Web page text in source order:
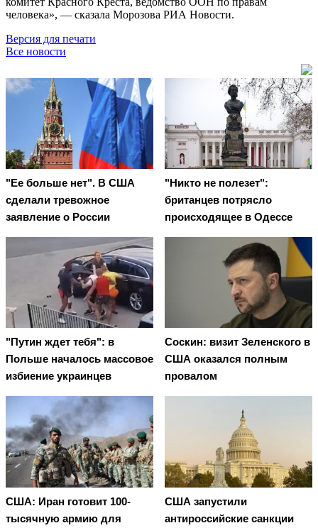
человека», — сказала Морозова РИА Новости.
Версия для печати
Все новости
"Ее больше нет". В США
сделали тревожное
заявление о России
"Никто не полезет":
британцев потрясло
происходящее в Одессе
"Путин ждет тебя": в
Польше началось массовое
избиение украинцев
Соскин: визит Зеленского в
США оказался полным
провалом
США: Иран готовит 100-
тысячную армию для
США запустили
антироссийские санкции